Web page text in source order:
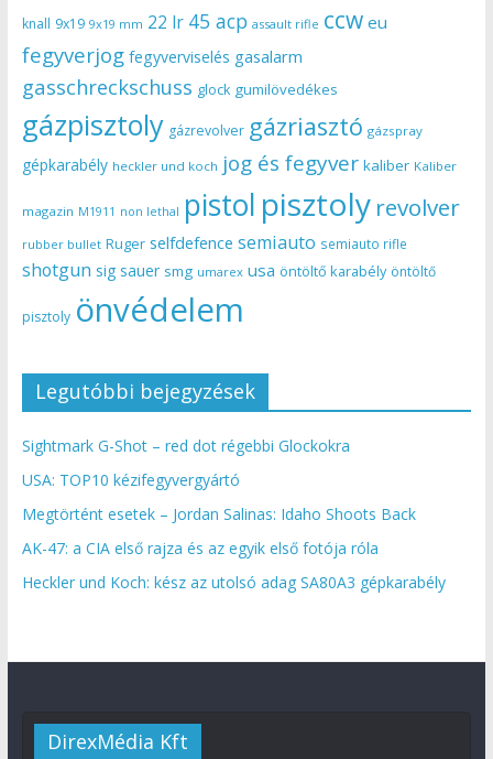
knall 9x19 9x19 mm 22 lr 45 acp assault rifle ccw eu
fegyverjog fegyverviselés gasalarm
gasschreckschuss glock gumilövedékes
gázpisztoly gázrevolver gázriasztó gázspray
gépkarabély heckler und koch jog és fegyver kaliber Kaliber
magazin M1911 non lethal pistol pisztoly revolver
rubber bullet Ruger selfdefence semiauto semiauto rifle
shotgun sig sauer smg umarex usa öntöltő karabély öntöltő
pisztoly önvédelem
Legutóbbi bejegyzések
Sightmark G-Shot – red dot régebbi Glockokra
USA: TOP10 kézifegyvergyártó
Megtörtént esetek – Jordan Salinas: Idaho Shoots Back
AK-47: a CIA első rajza és az egyik első fotója róla
Heckler und Koch: kész az utolsó adag SA80A3 gépkarabély
DirexMédia Kft